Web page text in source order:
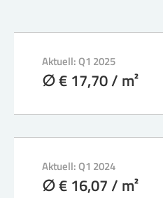
Aktuell: Q1 2025
∅ € 17,70 / m²
Aktuell: Q1 2024
∅ € 16,07 / m²